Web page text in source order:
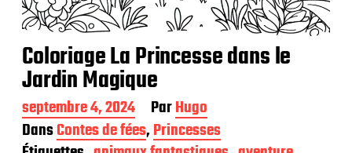
Coloriage La Princesse dans le
Jardin Magique
D
a
t
septembre 4, 2024 ParHugo
DansContes de fées,Princesses